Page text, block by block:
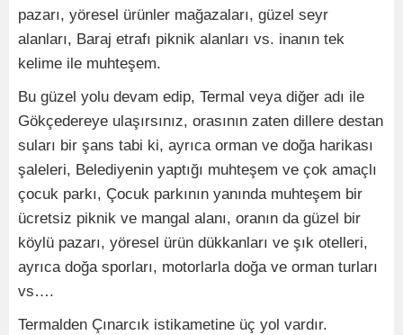
pazarı, yöresel ürünler mağazaları, güzel seyr
alanları, Baraj etrafı piknik alanları vs. inanın tek
kelime ile muhteşem.
Bu güzel yolu devam edip, Termal veya diğer adı ile
Gökçedereye ulaşırsınız, orasının zaten dillere destan
suları bir şans tabi ki, ayrıca orman ve doğa harikası
şaleleri, Belediyenin yaptığı muhteşem ve çok amaçlı
çocuk parkı, Çocuk parkının yanında muhteşem bir
ücretsiz piknik ve mangal alanı, oranın da güzel bir
köylü pazarı, yöresel ürün dükkanları ve şık otelleri,
ayrıca doğa sporları, motorlarla doğa ve orman turları
vs….
Termalden Çınarcık istikametine üç yol vardır.